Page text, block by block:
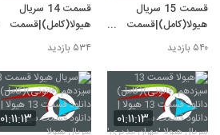
قسمت 15 سریال
هیولا(کامل)|قسمت
پانزدهم هیولا
۵۴۰ بازدید
قسمت 14 سریال
هیولا(کامل)|قسمت
چهاردهم هیولا
۵۳۴ بازدید
۰۱:۱۱:۱۳ ۰۱:۱۱:۱۳